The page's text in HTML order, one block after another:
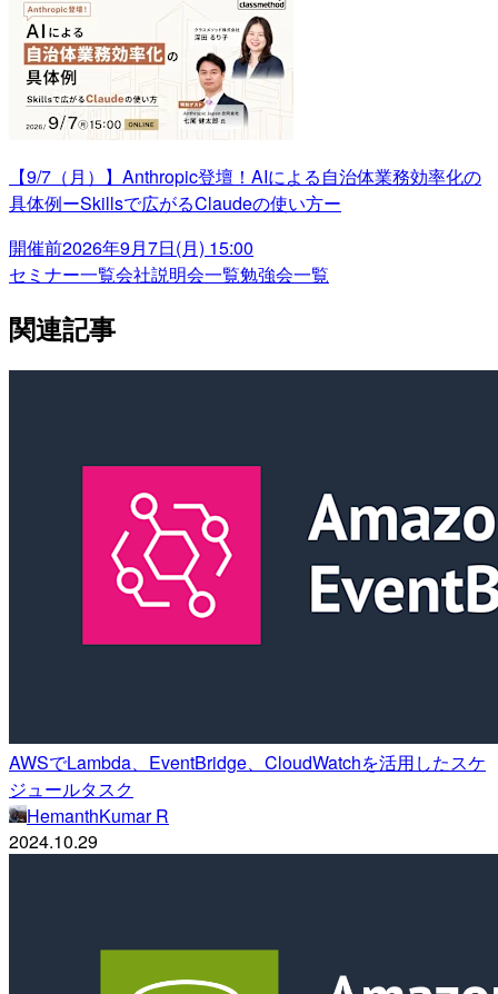
【9/7（月）】Anthropic登壇！AIによる自治体業務効率化の
具体例ーSkillsで広がるClaudeの使い方ー
開催前2026年9月7日(月) 15:00
セミナー一覧会社説明会一覧勉強会一覧
関連記事
AWSでLambda、EventBridge、CloudWatchを活用したスケ
ジュールタスク
HemanthKumar R
2024.10.29